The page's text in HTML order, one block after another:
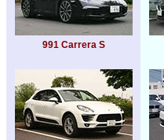
991 Carrera S